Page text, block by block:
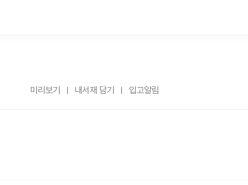
미리보기 내서재 담기 입고알림